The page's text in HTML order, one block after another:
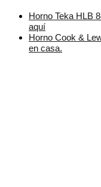
Horno Teka HLB
aquí
Horno Cook &
en casa.